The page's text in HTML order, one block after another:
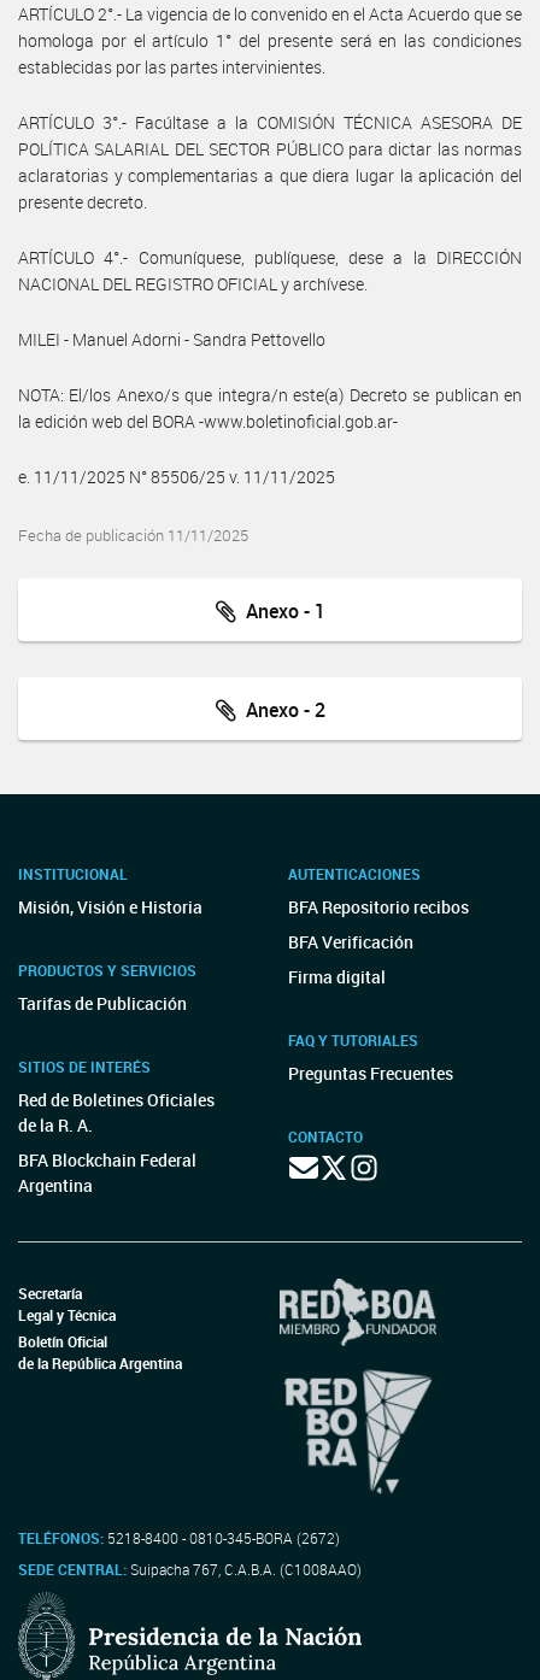
ARTÍCULO 2°.- La vigencia de lo convenido en el Acta Acuerdo que se
homologa por el artículo 1° del presente será en las condiciones
establecidas por las partes intervinientes.
ARTÍCULO 3°.- Facúltase a la COMISIÓN TÉCNICA ASESORA DE
POLÍTICA SALARIAL DEL SECTOR PÚBLICO para dictar las normas
aclaratorias y complementarias a que diera lugar la aplicación del
presente decreto.
ARTÍCULO 4°.- Comuníquese, publíquese, dese a la DIRECCIÓN
NACIONAL DEL REGISTRO OFICIAL y archívese.
MILEI - Manuel Adorni - Sandra Pettovello
NOTA: El/los Anexo/s que integra/n este(a) Decreto se publican en
la edición web del BORA -www.boletinoficial.gob.ar-
e. 11/11/2025 N° 85506/25 v. 11/11/2025
Fecha de publicación 11/11/2025
Anexo - 1
Anexo - 2
INSTITUCIONAL
Misión, Visión e Historia
PRODUCTOS Y SERVICIOS
Tarifas de Publicación
SITIOS DE INTERÉS
Red de Boletines Oficiales
de la R. A.
BFA Blockchain Federal
Argentina
AUTENTICACIONES
BFA Repositorio recibos
BFA Verificación
Firma digital
FAQ Y TUTORIALES
Preguntas Frecuentes
CONTACTO
Secretaría
Legal y Técnica
Boletín Oficial
de la República Argentina
TELÉFONOS: 5218-8400 - 0810-345-BORA (2672)
SEDE CENTRAL:Suipacha 767, C.A.B.A. (C1008AAO)